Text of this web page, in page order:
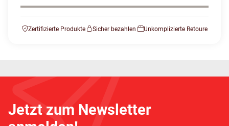
Zertifizierte Produkte Sicher bezahlen Unkomplizierte Retoure
Jetzt zum Newsletter